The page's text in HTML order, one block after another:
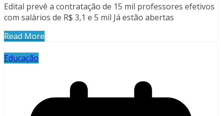
Edital prevê a contratação de 15 mil professores efetivos
com salários de R$ 3,1 e 5 mil Já estão abertas
Read More
Educação